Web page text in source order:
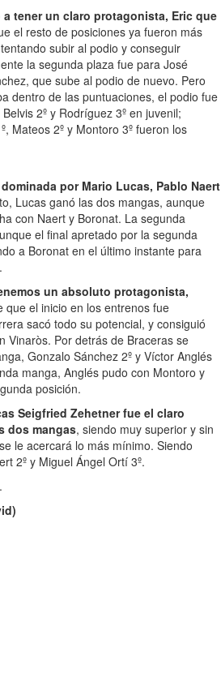
tener un claro protagonista, Eric que
el resto de posiciones ya fueron más
subir al podio y conseguir
la segunda plaza fue para José
que sube al podio de nuevo. Pero
dentro de las puntuaciones, el podio fue
2º y Rodríguez 3º en juvenil;
Mateos 2º y Montoro 3º fueron los
por Mario Lucas, Pablo Naert
Lucas ganó las dos mangas, aunque
con Naert y Boronat. La segunda
el final apretado por la segunda
a Boronat en el último instante para
un absoluto protagonista,
que el inicio en los entrenos fue
sacó todo su potencial, y consiguió
Vinaròs. Por detrás de Braceras se
Gonzalo Sánchez 2º y Víctor Anglés
manga, Anglés pudo con Montoro y
posición.
Seigfried Zehetner fue el claro
dos mangas, siendo muy superior y sin
le acercará lo más mínimo. Siendo
2º y Miguel Ángel Ortí 3º.